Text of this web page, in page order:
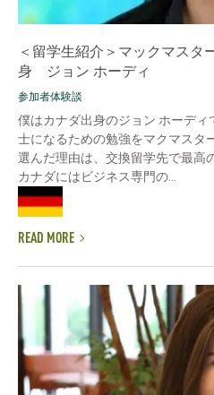
＜留学生紹介＞マックマスタ
身 ジョン ホーディ
参加者体験談
僕はカナダ出身のジョン ホーデ
士になるための勉強をマクマスタ
選んだ理由は、交換留学先で最高
カナダにはビジネス専門の...
READ MORE